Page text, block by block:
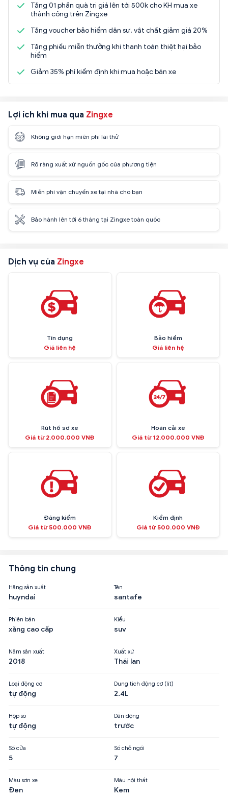
Tặng 01 phần quà trị giá lên tới 500k cho KH mua xe
thành công trên Zingxe
Tặng voucher bảo hiểm dân sự, vật chất giảm giá 20%
Tặng phiếu miễn thưởng khi thanh toán thiệt hại bảo
hiểm
Giảm 35% phí kiểm định khi mua hoặc bán xe
Lợi ích khi mua qua Zingxe
Không giới hạn miễn phí lái thử
Rõ ràng xuất xứ nguồn gốc của phương tiện
Miễn phí vận chuyển xe tại nhà cho bạn
Bảo hành lên tới 6 tháng tại Zingxe toàn quốc
Dịch vụ của Zingxe
Tín dụng
Giá liên hệ
Bảo hiểm
Giá liên hệ
Rút hồ sơ xe
Giá từ 2.000.000 VNĐ
Hoán cải xe
Giá từ 12.000.000 VNĐ
Đăng kiểm
Giá từ 500.000 VNĐ
Kiểm định
Giá từ 500.000 VNĐ
Thông tin chung
Hãng sản xuất
huyndai
Tên
santafe
Phiên bản
xăng cao cấp
Kiểu
suv
Năm sản xuất
2018
Xuất xứ
Thái lan
Loại động cơ
tự động
Dung tích động cơ (lít)
2.4L
Hộp số
tự động
Dẫn động
trước
Số cửa
5
Số chỗ ngồi
7
Màu sơn xe
Đen
Màu nội thất
Kem